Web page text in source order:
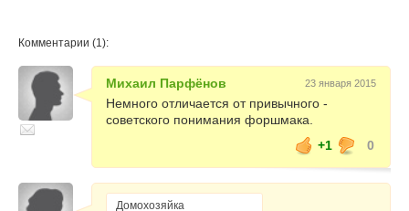
Комментарии (1):
Михаил Парфёнов 23 января 2015
Немного отличается от привычного -
советского понимания форшмака.
+1
0